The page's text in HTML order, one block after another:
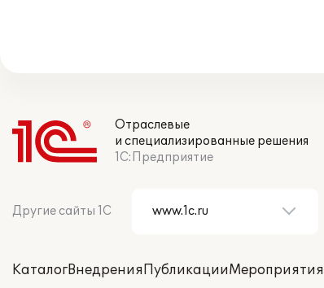
Отраслевые
и специализированные решения
1С:Предприятие
Другие сайты 1С
КаталогВнедренияПубликацииМероприятия